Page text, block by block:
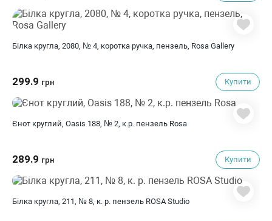
Білка кругла, 2080, № 4, коротка ручка, пензель, Rosa Gallery
299.9 грн Купити
Єнот круглий, Oasis 188, № 2, к.р. пензель Rosa
289.9 грн Купити
Білка кругла, 211, № 8, к. р. пензель ROSA Studio